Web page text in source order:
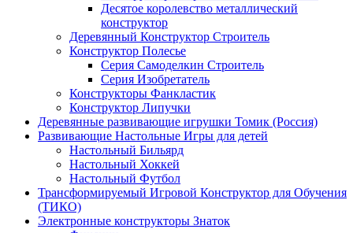
Десятое королевство металлический
конструктор
Деревянный Конструктор Строитель
Конструктор Полесье
Серия Самоделкин Строитель
Серия Изобретатель
Конструкторы Фанкластик
Конструктор Липучки
Деревянные развивающие игрушки Томик (Россия)
Развивающие Настольные Игры для детей
Настольный Бильярд
Настольный Хоккей
Настольный Футбол
Трансформируемый Игровой Конструктор для Обучения
(ТИКО)
Электронные конструкторы Знаток